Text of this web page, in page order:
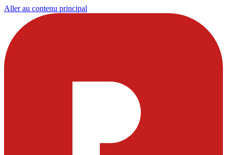
Aller au contenu principal